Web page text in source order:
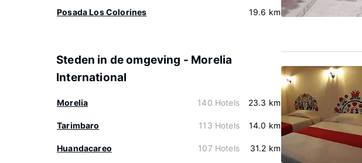
Posada Los Colorines 19.6 km
Steden in de omgeving - Morelia
International
Morelia 140 Hotels 23.3 km
Tarimbaro 113 Hotels 14.0 km
Huandacareo 107 Hotels 31.2 km